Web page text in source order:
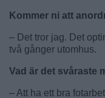
Kommer ni att
– Det tror jag. Det
två gånger utomhus.
Vad är det svåraste
– Att ha ett bra